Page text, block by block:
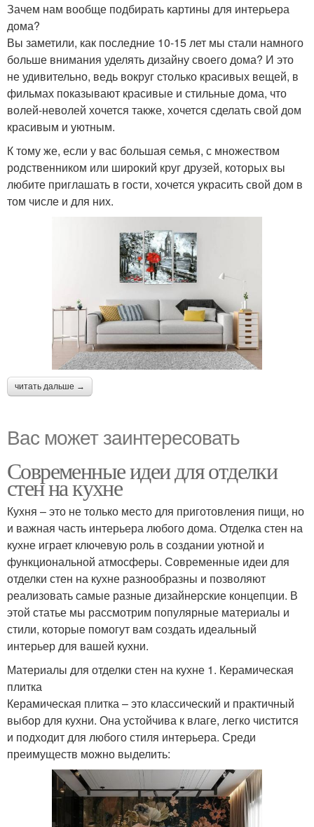
Зачем нам вообще подбирать картины для интерьера
дома?
Вы заметили, как последние 10-15 лет мы стали намного
больше внимания уделять дизайну своего дома? И это
не удивительно, ведь вокруг столько красивых вещей, в
фильмах показывают красивые и стильные дома, что
волей-неволей хочется также, хочется сделать свой дом
красивым и уютным.
К тому же, если у вас большая семья, с множеством
родственником или широкий круг друзей, которых вы
любите приглашать в гости, хочется украсить свой дом в
том числе и для них.
читать дальше →
Вас может заинтересовать
Современные идеи для отделки
стен на кухне
Кухня – это не только место для приготовления пищи, но
и важная часть интерьера любого дома. Отделка стен на
кухне играет ключевую роль в создании уютной и
функциональной атмосферы. Современные идеи для
отделки стен на кухне разнообразны и позволяют
реализовать самые разные дизайнерские концепции. В
этой статье мы рассмотрим популярные материалы и
стили, которые помогут вам создать идеальный
интерьер для вашей кухни.
Материалы для отделки стен на кухне 1. Керамическая
плитка
Керамическая плитка – это классический и практичный
выбор для кухни. Она устойчива к влаге, легко чистится
и подходит для любого стиля интерьера. Среди
преимуществ можно выделить: